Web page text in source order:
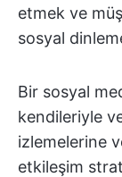
etmek ve
sosyal
Bir sosyal
kendileriyle
izlemelerine
etkileşim